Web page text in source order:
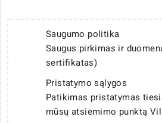
Saugumo politika
Saugus pirkimas ir
sertifikatas)
Pristatymo sąlygos
Patikimas pristatymas
mūsų atsiėmimo punktą